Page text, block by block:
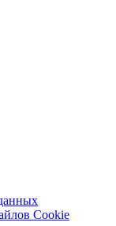
Cookie